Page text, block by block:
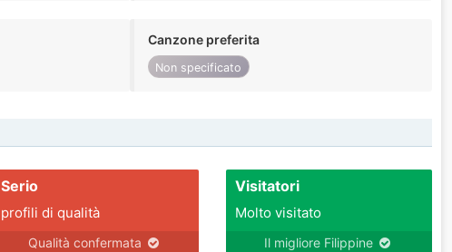
Canzone preferita
Non specificato
Serio
profili di qualità
Qualità confermata
Visitatori
Molto visitato
Il migliore Filippine